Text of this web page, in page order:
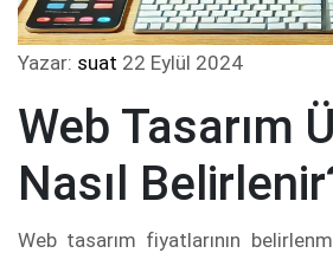
Yazar: suat 22 Eylül 2024
Web Tasarım
Nasıl
Web tasarım fiyatlarının